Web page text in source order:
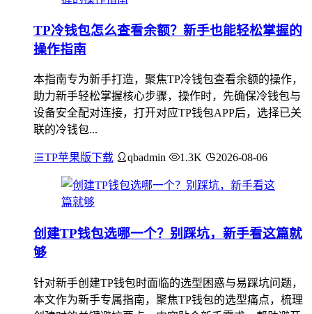
TP冷钱包怎么查看余额？新手也能轻松掌握的
操作指南
本指南专为新手打造，聚焦TP冷钱包查看余额的操作，
助力新手轻松掌握核心步骤，操作时，先确保冷钱包与
设备安全配对连接，打开对应TP钱包APP后，选择已关
联的冷钱包...
TP苹果版下载 qbadmin 1.3K 2026-08-06
创建TP钱包选哪一个？别踩坑，新手看这篇就
够
针对新手创建TP钱包时面临的选型困惑与易踩坑问题，
本文作为新手专属指南，聚焦TP钱包的选型痛点，梳理